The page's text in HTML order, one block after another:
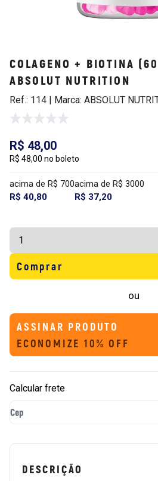
COLAGENO + BIOTINA
ABSOLUT NUTRITION
Ref.: 114 | Marca: ABSOLUT
R$ 48,00
R$ 48,00 no boleto
acima de R$ 700
R$ 40,80
acima de R$ 3000
R$ 37,20
Comprar
ou
ASSINAR PRODUTO
ECONOMIZE 10% OFF
Calcular frete
DESCRIÇÃO